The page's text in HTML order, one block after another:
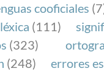
cooficiales
(111)
(323)
(248)
errores